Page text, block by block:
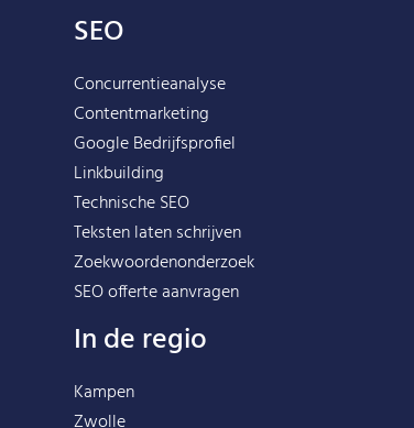
SEO
Concurrentieanalyse
Contentmarketing
Google Bedrijfsprofiel
Linkbuilding
Technische SEO
Teksten laten schrijven
Zoekwoordenonderzoek
SEO offerte aanvragen
In de regio
Kampen